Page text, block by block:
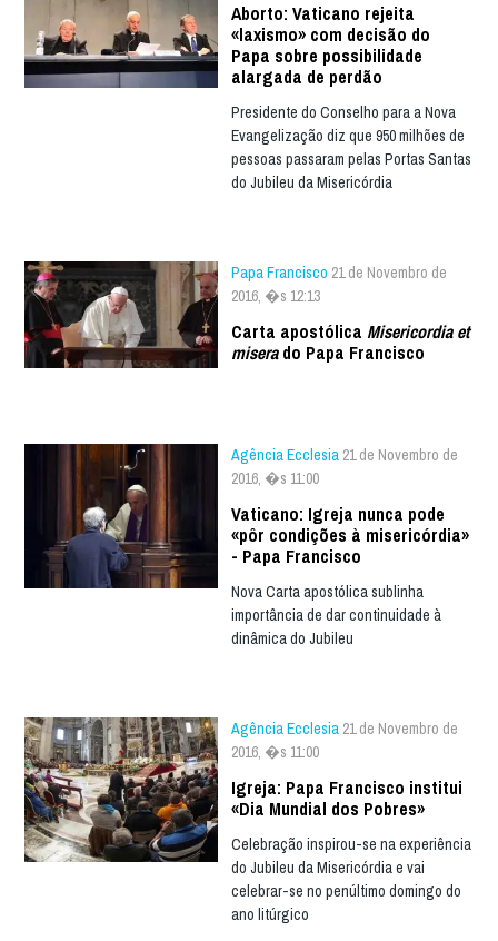
Aborto: Vaticano rejeita
«laxismo» com decisão do
Papa sobre possibilidade
alargada de perdão
Presidente do Conselho para a Nova
Evangelização diz que 950 milhões de
pessoas passaram pelas Portas Santas
do Jubileu da Misericórdia
Papa Francisco 21 de Novembro de
2016, �s 12:13
Carta apostólica Misericordia et
miserado Papa Francisco
Agência Ecclesia 21 de Novembro de
2016, �s 11:00
Vaticano: Igreja nunca pode
«pôr condições à misericórdia»
- Papa Francisco
Nova Carta apostólica sublinha
importância de dar continuidade à
dinâmica do Jubileu
Agência Ecclesia 21 de Novembro de
2016, �s 11:00
Igreja: Papa Francisco institui
«Dia Mundial dos Pobres»
Celebração inspirou-se na experiência
do Jubileu da Misericórdia e vai
celebrar-se no penúltimo domingo do
ano litúrgico